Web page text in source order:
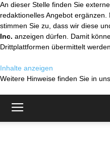
An dieser Stelle finden Sie
redaktionelles Angebot
stimmen Sie zu, dass wir diese
Inc. anzeigen dürfen. Damit
Drittplattformen übermittelt werden.
Inhalte anzeigen
Weitere Hinweise finden Sie in